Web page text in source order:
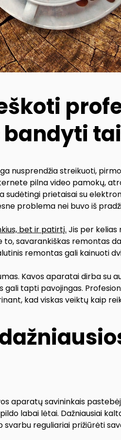
bandyti
nusprendžia streikuoti,
pilna video pamokų,
sudėtingi prietaisai su
problema nei buvo iš
bet ir patirtį. Jis per kelias
savarankiškas remontas
remontas gali kainuoti
Kavos aparatai dirba su
tapti pavojingas.
kad viskas veiktų kaip
aparatų savininkais
labai lėtai. Dažniausiai
svarbu reguliariai prižiūrėti